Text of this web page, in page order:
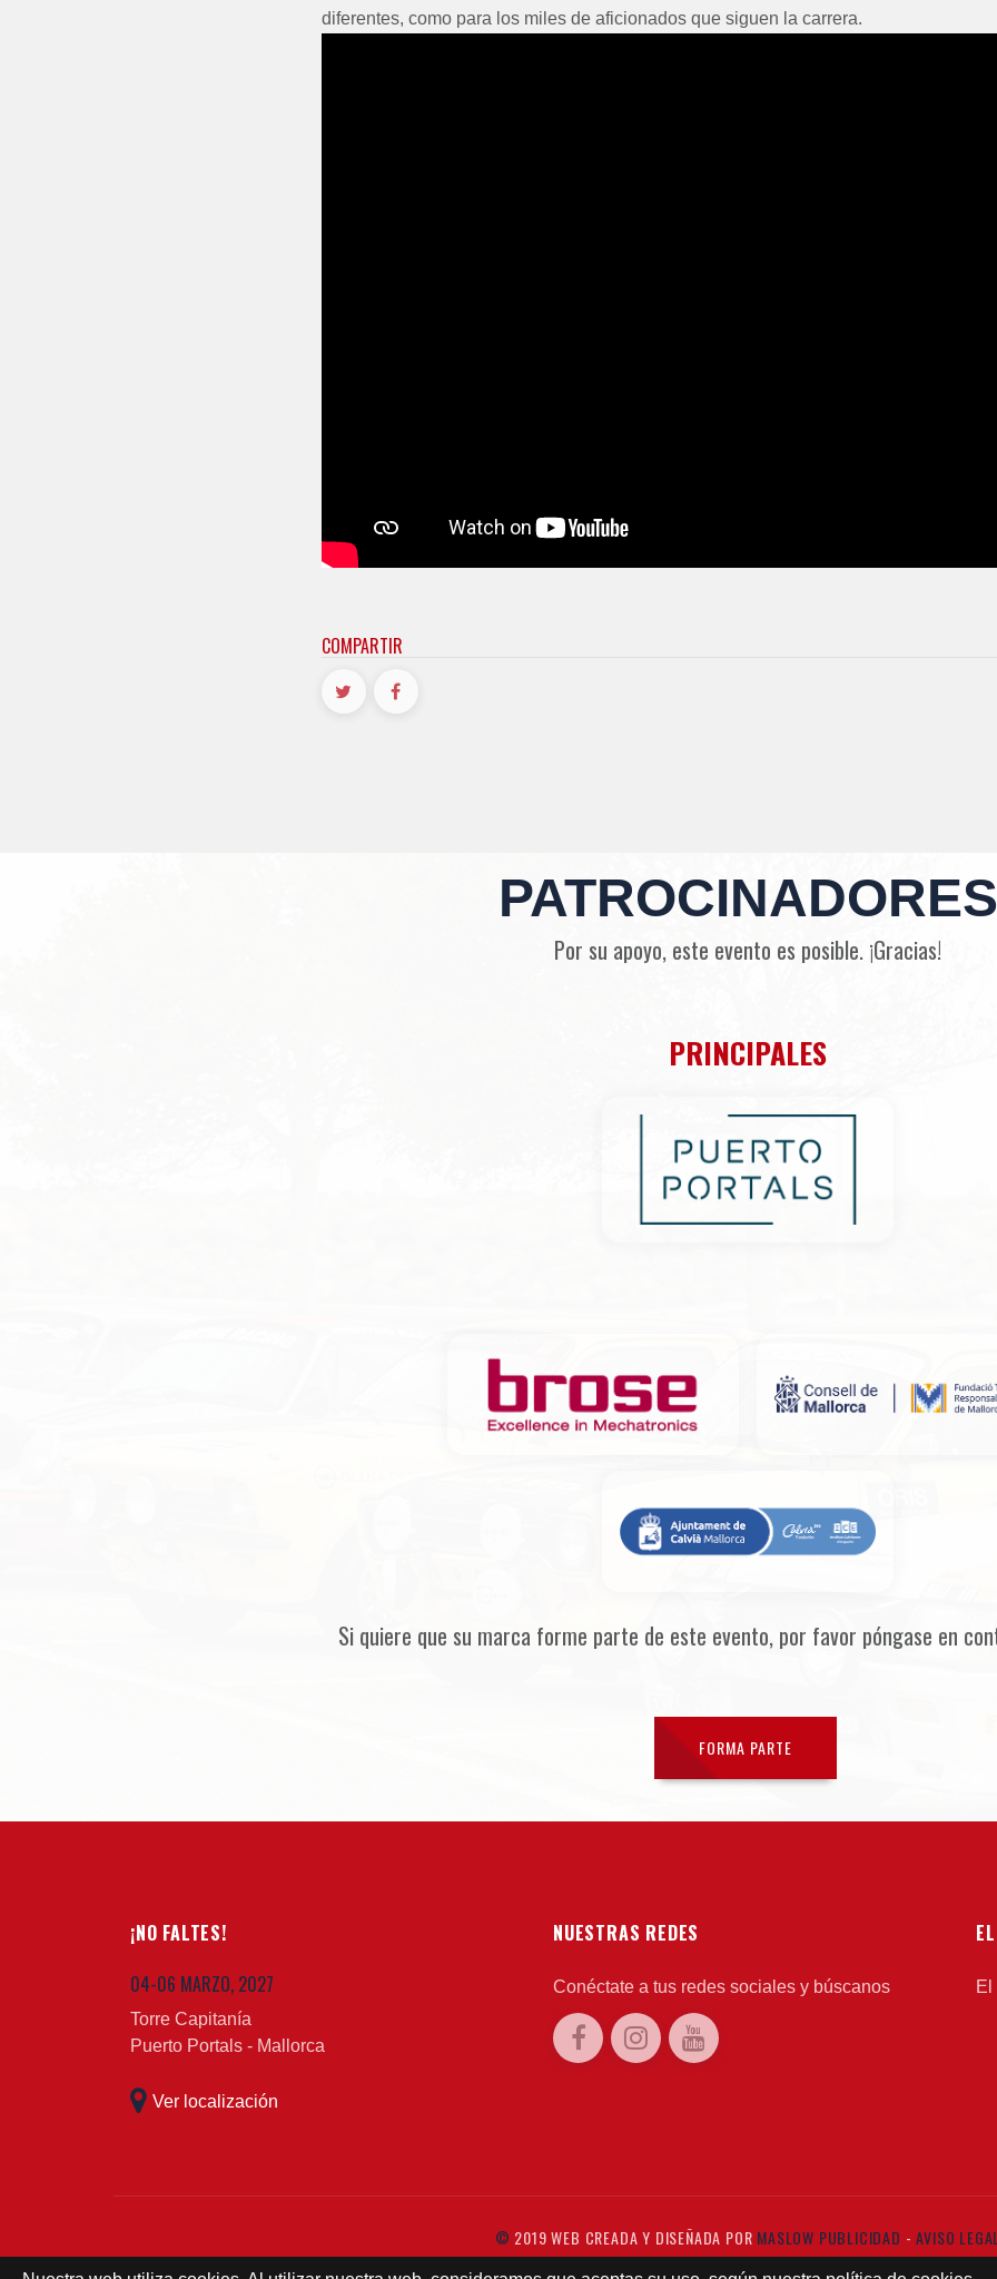
diferentes, como para los miles de aficionados que siguen la carrera.
COMPARTIR
PATROCINADORES
Por su apoyo, este evento es posible. ¡Gracias!
PRINCIPALES
Si quiere que su marca forme parte de este evento, por favor póngase en
FORMA PARTE
¡NO FALTES!
04-06 MARZO, 2027
Torre Capitanía
Puerto Portals - Mallorca
Ver localización
NUESTRAS REDES
Conéctate a tus redes sociales y búscanos El
© 2019 WEB CREADA Y DISEÑADA POR MASLOW PUBLICIDAD -AVISO